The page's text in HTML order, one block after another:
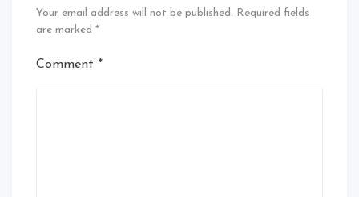
Your email address will not be published. Required fields
are marked *
Comment *